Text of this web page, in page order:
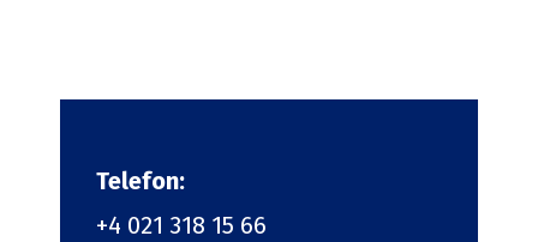
Telefon:
+4 021 318 15 66